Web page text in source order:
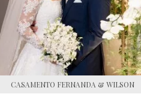
CASAMENTO FERNANDA & WILSON